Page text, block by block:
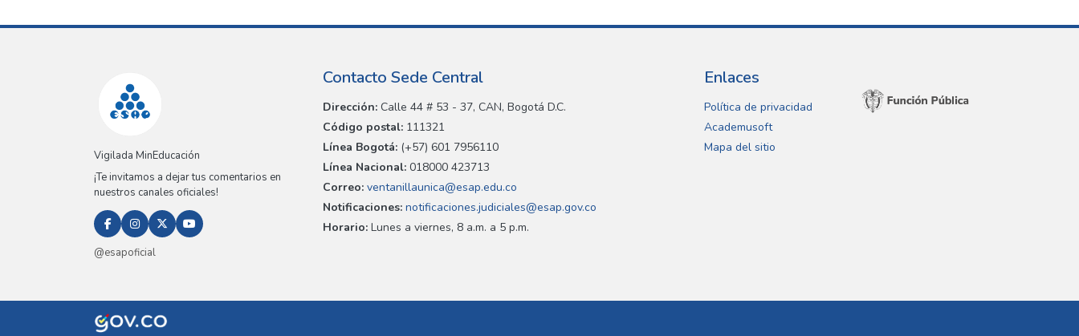
Vigilada MinEducación
¡Te invitamos a dejar tus comentarios en
nuestros canales oficiales!
@esapoficial
Contacto Sede Central
Dirección: Calle 44 # 53 - 37, CAN, Bogotá D.C.
Código postal: 111321
Línea Bogotá: (+57) 601 7956110
Línea Nacional: 018000 423713
Correo: ventanillaunica@esap.edu.co
Notificaciones: notificaciones.judiciales@esap.gov.co
Horario: Lunes a viernes, 8 a.m. a 5 p.m.
Enlaces
Política de privacidad
Academusoft
Mapa del sitio